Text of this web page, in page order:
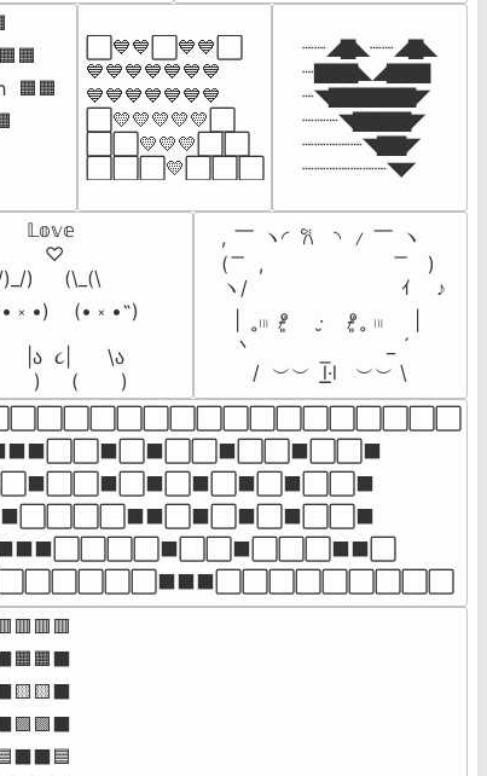
🟧🟧
⬜💙💙⬜💙💙⬜
💙💙💙💙💙💙💙
💙💙💙💙💙💙💙
⬜💛💛💛💛💛⬜
⬜⬜💛💛💛⬜⬜
⬜⬜⬜💛⬜⬜⬜
┈┈◢▇◣┈┈◢▇◣
┈▇▇▇◣◢▇▇▇
┈◥▇▇▇▇▇▇◤
┈┈┈◥▇▇▇▇◤
┈┈┈┈┈◥▇▇◤
┈┈┈┈┈┈┈◥◤
𝕃𝕠𝕧𝕖
♡
)_/)     (\_(\
༝ •)    (• ༝ •˶)
|ა  ૮|      \ა
)     (       )
ヽ/ ‌　　 ‌　　　 ‌　　ｲ　 ♪
丶 ‌ ‌　 　 　 　 ‌　_ ´
/  ‌︶︶  l͟͟͞·l   ︶︶‌ \